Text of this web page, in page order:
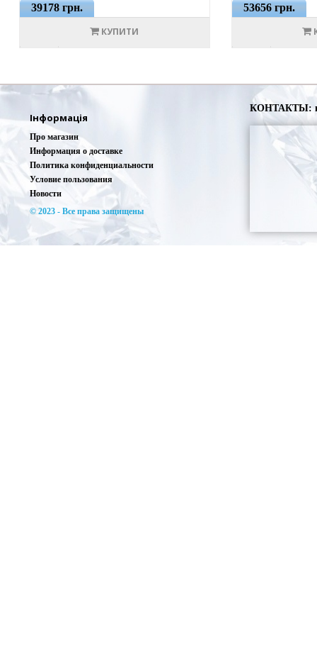
39178 грн.
КУПИТИ
53656 грн.
Інформація
Про магазин
Информация о доставке
Политика конфиденциальности
Условие пользования
Новости
КОНТАКТЫ: г.
© 2023 - Все права защищены